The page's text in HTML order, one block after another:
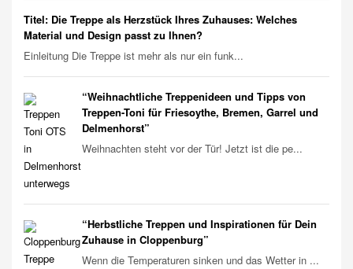
Titel: Die Treppe als Herzstück Ihres Zuhauses: Welches
Material und Design passt zu Ihnen?
Einleitung Die Treppe ist mehr als nur ein funk...
“Weihnachtliche Treppenideen und Tipps von
Treppen-Toni für Friesoythe, Bremen, Garrel und
Delmenhorst”
Weihnachten steht vor der Tür! Jetzt ist die pe...
“Herbstliche Treppen und Inspirationen für Dein
Zuhause in Cloppenburg”
Wenn die Temperaturen sinken und das Wetter in ...